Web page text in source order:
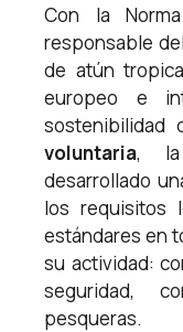
Con la
responsable
de atún
europeo e
sostenibilidad
voluntaria, la
desarrollado
los requisitos
estándares en
su actividad:
seguridad,
pesqueras.